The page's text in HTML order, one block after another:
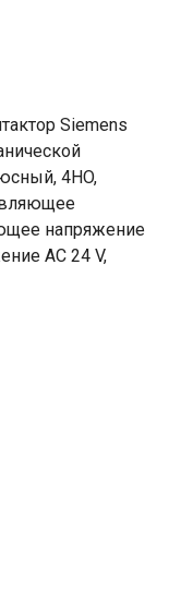
Siemens
4НO,
напряжение
AC 24 V,